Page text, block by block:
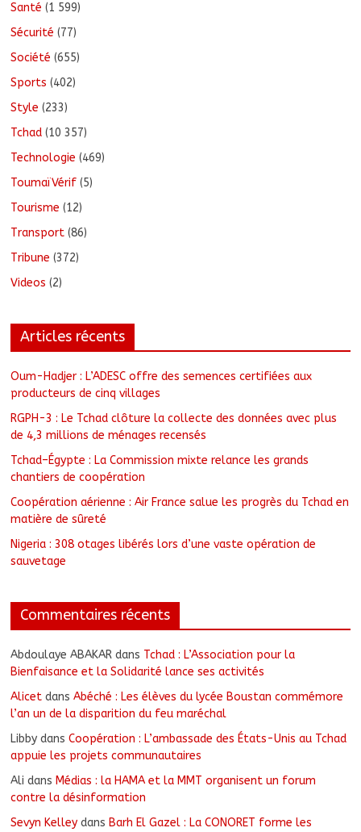
Santé (1 599)
Sécurité (77)
Société (655)
Sports (402)
Style (233)
Tchad (10 357)
Technologie (469)
ToumaïVérif (5)
Tourisme (12)
Transport (86)
Tribune (372)
Videos (2)
Articles récents
Oum-Hadjer : L’ADESC offre des semences certifiées aux
producteurs de cinq villages
RGPH-3 : Le Tchad clôture la collecte des données avec plus
de 4,3 millions de ménages recensés
Tchad–Égypte : La Commission mixte relance les grands
chantiers de coopération
Coopération aérienne : Air France salue les progrès du Tchad en
matière de sûreté
Nigeria : 308 otages libérés lors d’une vaste opération de
sauvetage
Commentaires récents
Abdoulaye ABAKAR dans Tchad : L’Association pour la
Bienfaisance et la Solidarité lance ses activités
Alicet dansAbéché : Les élèves du lycée Boustan commémore
l’an un de la disparition du feu maréchal
Libby dansCoopération : L’ambassade des États-Unis au Tchad
appuie les projets communautaires
Ali dans Médias : la HAMA et la MMT organisent un forum
contre la désinformation
Sevyn Kelley dans Barh El Gazel : La CONORET forme les